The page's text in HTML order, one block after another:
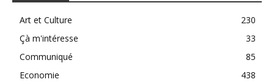
Art et Culture
230
Çà m'intéresse
33
Communiqué
85
Economie
438